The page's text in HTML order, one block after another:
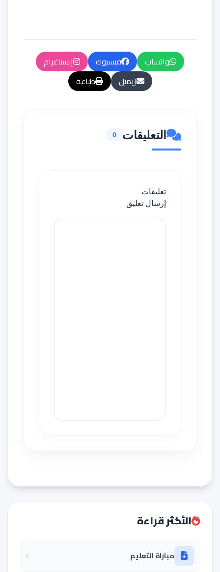
واتساب فيسبوك
إنستاغرام
إيميل
طباعة
التعليقات 0
تعليقات
إرسال تعليق
الأكثر قراءة
مباراة التعليم